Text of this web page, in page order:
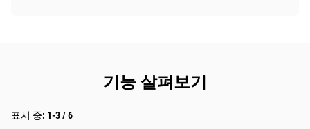
기능 살펴보기
표시 중: 1-3 / 6